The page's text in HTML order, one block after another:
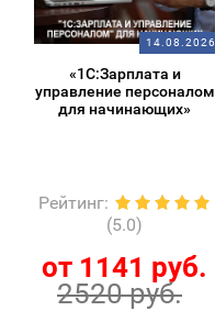
14.08.2026
«1С:Зарплата и
управление персоналом
для начинающих»
Рейтинг:
(5.0)
от 1141 руб.
2520 руб.